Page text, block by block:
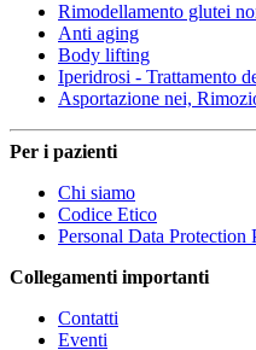
Rimodellamento glutei
Anti aging
Body lifting
Iperidrosi - Trattamento
Asportazione nei,
Per i pazienti
Chi siamo
Codice Etico
Personal Data Protection
Collegamenti importanti
Contatti
Eventi